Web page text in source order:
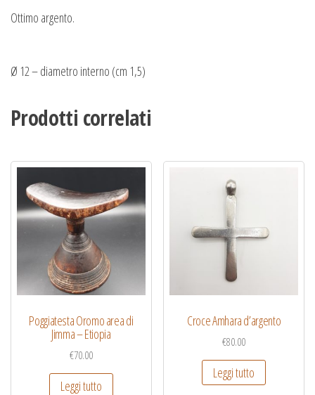
Ottimo argento.
Ø 12 – diametro interno (cm 1,5)
Prodotti correlati
Poggiatesta Oromo area di
Jimma – Etiopia
€70.00
Leggi tutto
Croce Amhara d’argento
€80.00
Leggi tutto